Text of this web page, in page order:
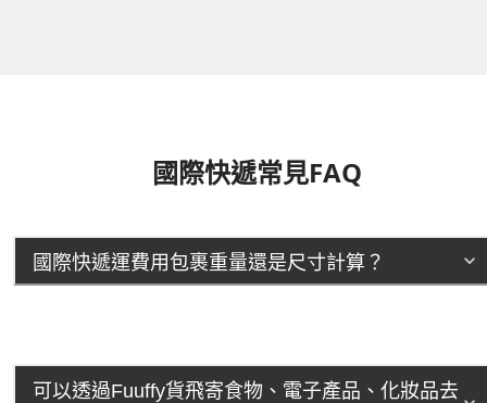
國際快遞常見FAQ
國際快遞運費用包裹重量還是尺寸計算？
可以透過Fuuffy貨飛寄食物、電子產品、化妝品去